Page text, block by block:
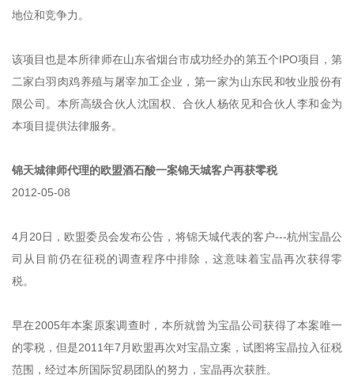
地位和竞争力。
该项目也是本所律师在山东省烟台市成功经办的第五个IPO项目，第
二家白羽肉鸡养殖与屠宰加工企业，第一家为山东民和牧业股份有
限公司。本所高级合伙人沈国权、合伙人杨依见和合伙人李和金为
本项目提供法律服务。
锦天城律师代理的欧盟酒石酸一案锦天城客户再获零税
2012-05-08
4月20日，欧盟委员会发布公告，将锦天城代表的客户---杭州宝晶公
司从目前仍在征税的调查程序中排除，这意味着宝晶再次获得零
税。
早在2005年本案原案调查时，本所就曾为宝晶公司获得了本案唯一
的零税，但是2011年7月欧盟再次对宝晶立案，试图将宝晶拉入征税
范围，经过本所国际贸易团队的努力，宝晶再次获胜。